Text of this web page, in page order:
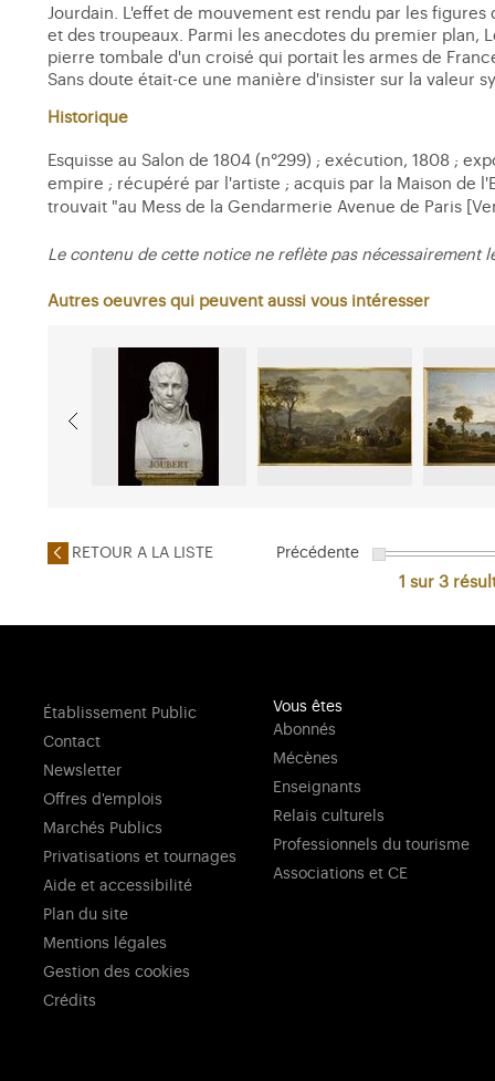
Jourdain. L'effet de mouvement est rendu par les figures
et des troupeaux. Parmi les anecdotes du premier plan,
pierre tombale d'un croisé qui portait les armes de
Sans doute était-ce une manière d'insister sur la valeur
Historique
Esquisse au Salon de 1804 (n°299) ; exécution, 1808 ;
empire ; récupéré par l'artiste ; acquis par la Maison de
trouvait "au Mess de la Gendarmerie Avenue de Paris
Le contenu de cette notice ne reflète pas nécessairement
Autres oeuvres qui peuvent aussi vous intéresser
RETOUR A LA LISTE Précédente
1 sur 3
Établissement Public
Contact
Newsletter
Offres d'emplois
Marchés Publics
Privatisations et tournages
Aide et accessibilité
Plan du site
Mentions légales
Gestion des cookies
Crédits
Vous êtes
Abonnés
Mécènes
Enseignants
Relais culturels
Professionnels du tourisme
Associations et CE